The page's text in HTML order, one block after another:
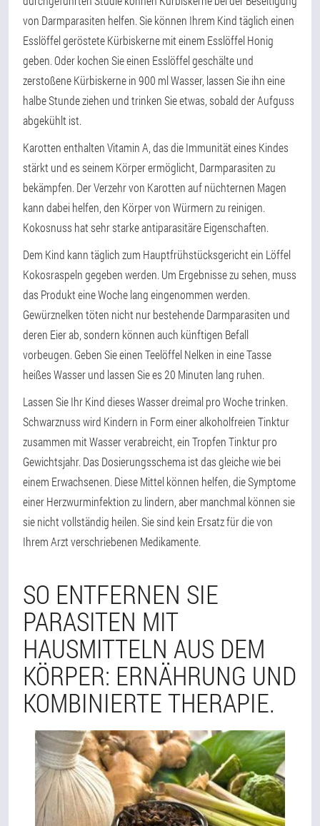
von Darmparasiten helfen. Sie können Ihrem Kind täglich einen
Esslöffel geröstete Kürbiskerne mit einem Esslöffel Honig
geben. Oder kochen Sie einen Esslöffel geschälte und
zerstoßene Kürbiskerne in 900 ml Wasser, lassen Sie ihn eine
halbe Stunde ziehen und trinken Sie etwas, sobald der Aufguss
abgekühlt ist.
Karotten enthalten Vitamin A, das die Immunität eines Kindes
stärkt und es seinem Körper ermöglicht, Darmparasiten zu
bekämpfen. Der Verzehr von Karotten auf nüchternen Magen
kann dabei helfen, den Körper von Würmern zu reinigen.
Kokosnuss hat sehr starke antiparasitäre Eigenschaften.
Dem Kind kann täglich zum Hauptfrühstücksgericht ein Löffel
Kokosraspeln gegeben werden. Um Ergebnisse zu sehen, muss
das Produkt eine Woche lang eingenommen werden.
Gewürznelken töten nicht nur bestehende Darmparasiten und
deren Eier ab, sondern können auch künftigen Befall
vorbeugen. Geben Sie einen Teelöffel Nelken in eine Tasse
heißes Wasser und lassen Sie es 20 Minuten lang ruhen.
Lassen Sie Ihr Kind dieses Wasser dreimal pro Woche trinken.
Schwarznuss wird Kindern in Form einer alkoholfreien Tinktur
zusammen mit Wasser verabreicht, ein Tropfen Tinktur pro
Gewichtsjahr. Das Dosierungsschema ist das gleiche wie bei
einem Erwachsenen. Diese Mittel können helfen, die Symptome
einer Herzwurminfektion zu lindern, aber manchmal können sie
sie nicht vollständig heilen. Sie sind kein Ersatz für die von
Ihrem Arzt verschriebenen Medikamente.
SO ENTFERNEN SIE
PARASITEN MIT
HAUSMITTELN AUS DEM
KÖRPER: ERNÄHRUNG UND
KOMBINIERTE THERAPIE.